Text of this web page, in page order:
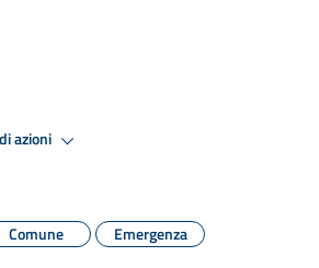
azioni
Comune
Emergenza